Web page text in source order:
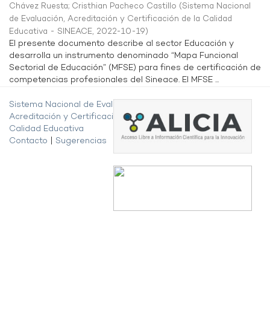
Chávez Ruesta; Cristhian Pacheco Castillo (Sistema Nacional
de Evaluación, Acreditación y Certificación de la Calidad
Educativa - SINEACE, 2022-10-19)
El presente documento describe al sector Educación y
desarrolla un instrumento denominado “Mapa Funcional
Sectorial de Educación” (MFSE) para fines de certificación de
competencias profesionales del Sineace. El MFSE ...
Sistema Nacional de Evaluación,
Acreditación y Certificación de la
Calidad Educativa
Contacto
Sugerencias